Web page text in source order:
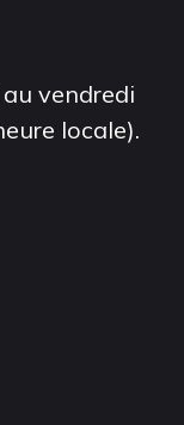
vendredi
locale).